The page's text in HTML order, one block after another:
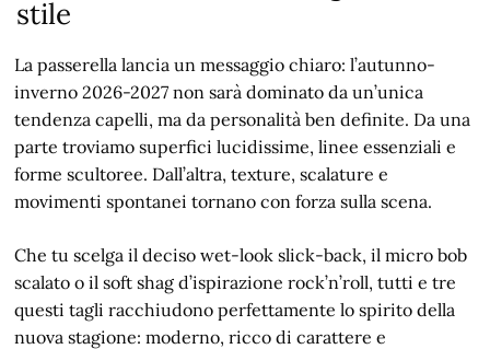
stile
La passerella lancia un messaggio chiaro: l’autunno-
inverno 2026-2027 non sarà dominato da un’unica
tendenza capelli, ma da personalità ben definite. Da una
parte troviamo superfici lucidissime, linee essenziali e
forme scultoree. Dall’altra, texture, scalature e
movimenti spontanei tornano con forza sulla scena.
Che tu scelga il deciso wet-look slick-back, il micro bob
scalato o il soft shag d’ispirazione rock’n’roll, tutti e tre
questi tagli racchiudono perfettamente lo spirito della
nuova stagione: moderno, ricco di carattere e